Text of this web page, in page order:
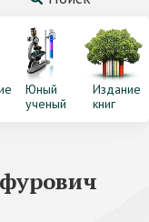
Юный
ученый
Издание
книг